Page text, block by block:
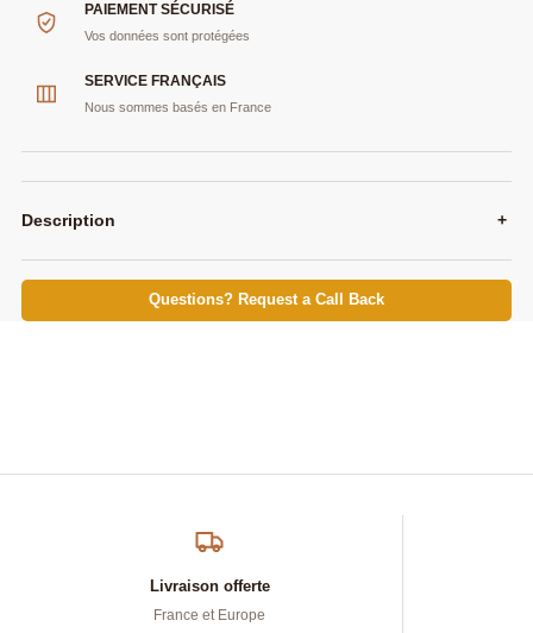
PAIEMENT SÉCURISÉ
Vos données sont protégées
SERVICE FRANÇAIS
Nous sommes basés en France
Description +
Questions? Request a Call Back
Livraison offerte
France et Europe